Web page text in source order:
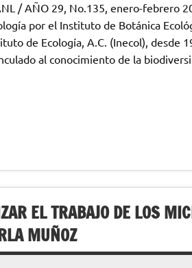
/ AÑO 29, No.135, enero-febrero
por el Instituto de Botánica
de Ecología, A.C. (Inecol), desde
al conocimiento de la
EL TRABAJO DE LOS
MUÑOZ